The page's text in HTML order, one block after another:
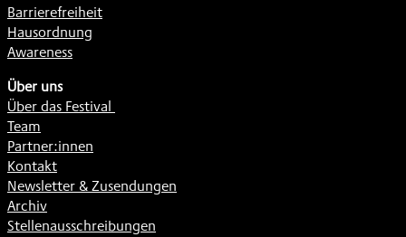
Barrierefreiheit
Hausordnung
Awareness
Über uns
Über das Festival
Team
Partner:innen
Kontakt
Newsletter & Zusendungen
Archiv
Stellenausschreibungen